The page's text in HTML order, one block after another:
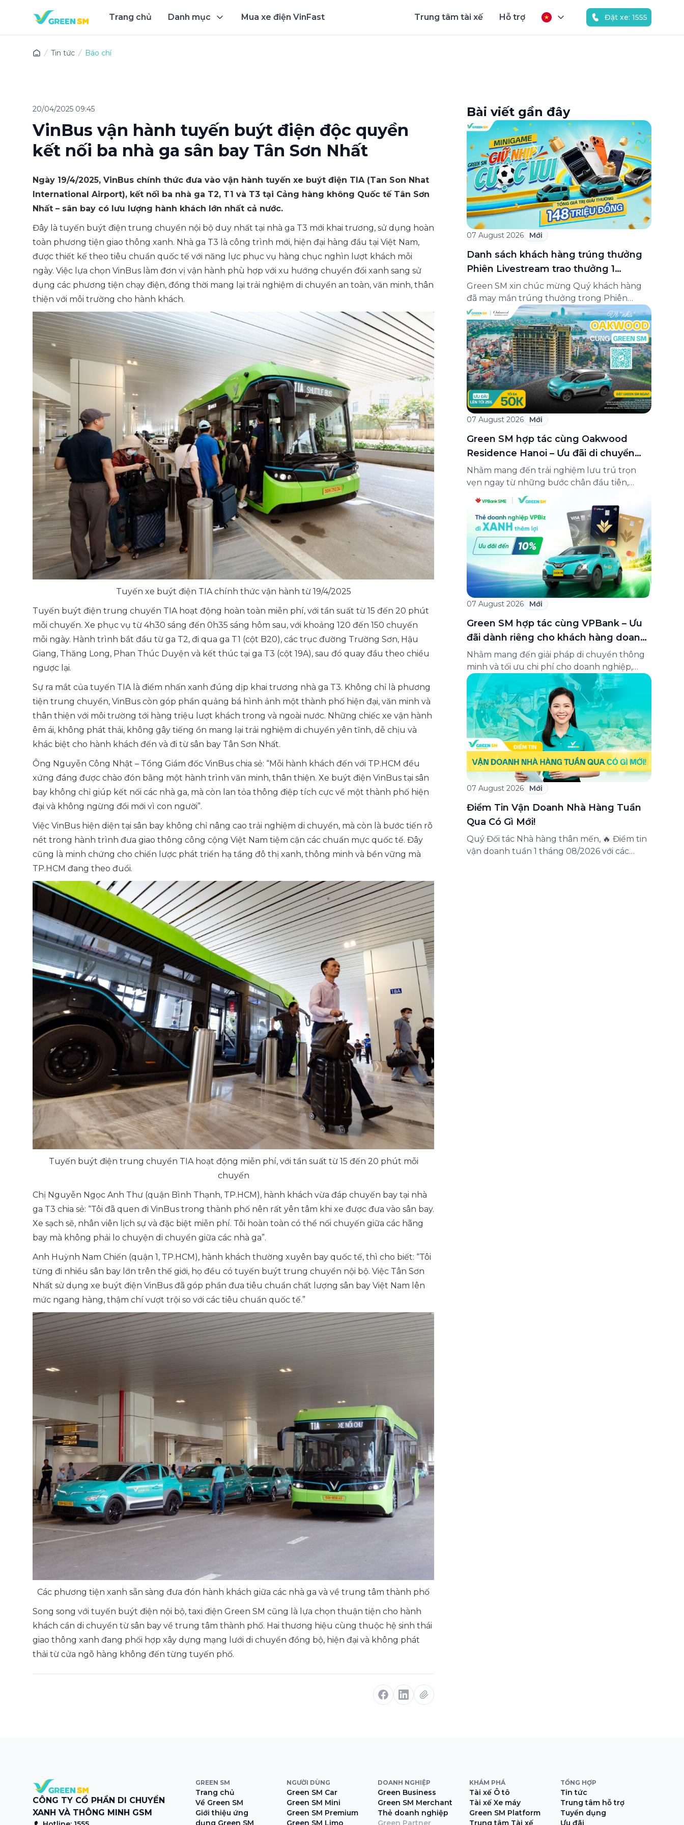
Trang chủ Danh mục Mua xe điện VinFast Trung tâm tài xế Hỗ trợ Đặt xe: 1555
Tin tức Báo chí
20/04/2025 09:45
VinBus vận hành tuyến buýt điện độc quyền
kết nối ba nhà ga sân bay Tân Sơn Nhất
Ngày 19/4/2025, VinBus chính thức đưa vào vận hành tuyến xe buýt điện TIA (Tan Son Nhat
International Airport), kết nối ba nhà ga T2, T1 và T3 tại Cảng hàng không Quốc tế Tân Sơn
Nhất – sân bay có lưu lượng hành khách lớn nhất cả nước.
Đây là tuyến buýt điện trung chuyển nội bộ duy nhất tại nhà ga T3 mới khai trương, sử dụng hoàn
toàn phương tiện giao thông xanh. Nhà ga T3 là công trình mới, hiện đại hàng đầu tại Việt Nam,
được thiết kế theo tiêu chuẩn quốc tế với năng lực phục vụ hàng chục nghìn lượt khách mỗi
ngày. Việc lựa chọn VinBus làm đơn vị vận hành phù hợp với xu hướng chuyển đổi xanh sang sử
dụng các phương tiện chạy điện, đồng thời mang lại trải nghiệm di chuyển an toàn, văn minh, thân
thiện với môi trường cho hành khách.
Tuyến xe buýt điện TIA chính thức vận hành từ 19/4/2025
Tuyến buýt điện trung chuyển TIA hoạt động hoàn toàn miễn phí, với tần suất từ 15 đến 20 phút
mỗi chuyến. Xe phục vụ từ 4h30 sáng đến 0h35 sáng hôm sau, với khoảng 120 đến 150 chuyến
mỗi ngày. Hành trình bắt đầu từ ga T2, đi qua ga T1 (cột B20), các trục đường Trường Sơn, Hậu
Giang, Thăng Long, Phan Thúc Duyện và kết thúc tại ga T3 (cột 19A), sau đó quay đầu theo chiều
ngược lại.
Sự ra mắt của tuyến TIA là điểm nhấn xanh đúng dịp khai trương nhà ga T3. Không chỉ là phương
tiện trung chuyển, VinBus còn góp phần quảng bá hình ảnh một thành phố hiện đại, văn minh và
thân thiện với môi trường tới hàng triệu lượt khách trong và ngoài nước. Những chiếc xe vận hành
êm ái, không phát thải, không gây tiếng ồn mang lại trải nghiệm di chuyển yên tĩnh, dễ chịu và
khác biệt cho hành khách đến và đi từ sân bay Tân Sơn Nhất.
Ông Nguyễn Công Nhật – Tổng Giám đốc VinBus chia sẻ: “Mỗi hành khách đến với TP.HCM đều
xứng đáng được chào đón bằng một hành trình văn minh, thân thiện. Xe buýt điện VinBus tại sân
bay không chỉ giúp kết nối các nhà ga, mà còn lan tỏa thông điệp tích cực về một thành phố hiện
đại và không ngừng đổi mới vì con người”.
Việc VinBus hiện diện tại sân bay không chỉ nâng cao trải nghiệm di chuyển, mà còn là bước tiến rõ
nét trong hành trình đưa giao thông công cộng Việt Nam tiệm cận các chuẩn mực quốc tế. Đây
cũng là minh chứng cho chiến lược phát triển hạ tầng đô thị xanh, thông minh và bền vững mà
TP.HCM đang theo đuổi.
Tuyến buýt điện trung chuyển TIA hoạt động miễn phí, với tần suất từ 15 đến 20 phút mỗi
chuyến
Chị Nguyễn Ngọc Anh Thư (quận Bình Thạnh, TP.HCM), hành khách vừa đáp chuyến bay tại nhà
ga T3 chia sẻ: “Tôi đã quen đi VinBus trong thành phố nên rất yên tâm khi xe được đưa vào sân bay.
Xe sạch sẽ, nhân viên lịch sự và đặc biệt miễn phí. Tôi hoàn toàn có thể nối chuyến giữa các hãng
bay mà không phải lo chuyện di chuyển giữa các nhà ga”.
Anh Huỳnh Nam Chiến (quận 1, TP.HCM), hành khách thường xuyên bay quốc tế, thì cho biết: “Tôi
từng đi nhiều sân bay lớn trên thế giới, họ đều có tuyến buýt trung chuyển nội bộ. Việc Tân Sơn
Nhất sử dụng xe buýt điện VinBus đã góp phần đưa tiêu chuẩn chất lượng sân bay Việt Nam lên
mức ngang hàng, thậm chí vượt trội so với các tiêu chuẩn quốc tế.”
Các phương tiện xanh sẵn sàng đưa đón hành khách giữa các nhà ga và về trung tâm thành phố
Song song với tuyến buýt điện nội bộ, taxi điện Green SM cũng là lựa chọn thuận tiện cho hành
khách cần di chuyển từ sân bay về trung tâm thành phố. Hai thương hiệu cùng thuộc hệ sinh thái
giao thông xanh đang phối hợp xây dựng mạng lưới di chuyển đồng bộ, hiện đại và không phát
thải từ cửa ngõ hàng không đến từng tuyến phố.
Bài viết gần đây
07 August 2026 Mới
Danh sách khách hàng trúng thưởng
Phiên Livestream trao thưởng 1
Minigame “Giữ nhịp cuộc vui”
Green SM xin chúc mừng Quý khách hàng
đã may mắn trúng thưởng trong Phiên
Livestream trao thưởng 1 của Minigame “Giữ
nhịp cuộc vui”, được phát sóng trực tiếp trên
Fanpage và TikTok Green SM từ 20:00 –
21:00 ngày 04/08/2026. Phiên livestream đã
diễn ra công khai với sự theo dõi của đông […]
07 August 2026 Mới
Green SM hợp tác cùng Oakwood
Residence Hanoi – Ưu đãi di chuyển
lên đến 25%
Nhằm mang đến trải nghiệm lưu trú trọn
vẹn ngay từ những bước chân đầu tiên,
Green SM chính thức hợp tác cùng
Oakwood Residence Hanoi triển khai chương
trình ưu đãi di chuyển dành riêng cho khách
hàng có điểm đi hoặc điểm đến tại khu căn
hộ dịch vụ này. Tọa lạc trong […]
07 August 2026 Mới
Green SM hợp tác cùng VPBank – Ưu
đãi dành riêng cho khách hàng doanh
nghiệp Green Business
Nhằm mang đến giải pháp di chuyển thông
minh và tối ưu chi phí cho doanh nghiệp,
Green SM chính thức hợp tác cùng VPBank
triển khai chương trình ưu đãi dành riêng
cho khách hàng đăng ký thẻ Doanh nghiệp
Green Business. Thông qua chương trình,
doanh nghiệp có thể tận hưởng nhiều ưu […]
07 August 2026 Mới
Điểm Tin Vận Doanh Nhà Hàng Tuần
Qua Có Gì Mới!
Quý Đối tác Nhà hàng thân mến, 🔥 Điểm tin
vận doanh tuần 1 tháng 08/2026 với các
CÔNG TY CỔ PHẦN DI CHUYỂN
XANH VÀ THÔNG MINH GSM
GREEN SM
Trang chủ
Về Green SM
Giới thiệu ứng
dụng Green SM
NGƯỜI DÙNG
Green SM Car
Green SM Mini
Green SM Premium
Green SM Limo
DOANH NGHIỆP
Green Business
Green SM Merchant
Thẻ doanh nghiệp
Green Partner
KHÁM PHÁ
Tài xế Ô tô
Tài xế Xe máy
Green SM Platform
Trung tâm Tài xế
TỔNG HỢP
Tin tức
Trung tâm hỗ trợ
Tuyển dụng
Ưu đãi